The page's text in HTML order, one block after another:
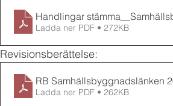
Handlingar
Ladda ner PDF • 272KB
Revisionsberättelse:
RB Samhällsbyggnadslänken
Ladda ner PDF • 262KB